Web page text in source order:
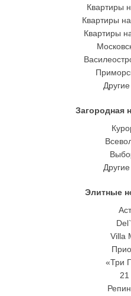
Квартиры
Квартиры
Квартиры
Загородная
Элитные
Villa
«Три
21